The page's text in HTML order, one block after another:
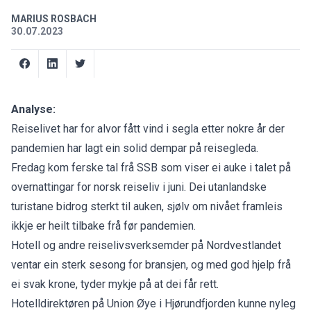
MARIUS ROSBACH
30.07.2023
Analyse:
Reiselivet har for alvor fått vind i segla etter nokre år der
pandemien har lagt ein solid dempar på reisegleda.
Fredag kom ferske tal frå SSB som viser ei auke i talet på
overnattingar for norsk reiseliv i juni. Dei utanlandske
turistane bidrog sterkt til auken, sjølv om nivået framleis
ikkje er heilt tilbake frå før pandemien.
Hotell og andre reiselivsverksemder på Nordvestlandet
ventar ein sterk sesong for bransjen, og med god hjelp frå
ei svak krone, tyder mykje på at dei får rett.
Hotelldirektøren på Union Øye i Hjørundfjorden kunne nyleg